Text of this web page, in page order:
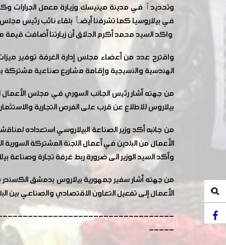
وتحديدٱ في مدينة مينيسك وزيارة معمل الجرارات
في بيلاروسيا كما تشرفنا أيضٱ بلقاء نائب رئيس مجلس
واكد السيد محمد أكرم الحلاق أن زيارتنا أضافت قيمة
واقترح عدد من أعضاء مجلس إدارة الغرفة توفير
الهندسية والنسيجية وإقامة مشاريع صناعية مشتركة
من جهته أشار رئيس الجانب السوري في مجلس
بيلاروس للاطلاع عن قرب على الفرص التجارية
من جانبه أكد وزير الصناعة البيلاروسي استعداده
الأعمال من البلدين في أعمال اللجنة المشتركة السورية
وأكد السيد الوزير الى ضرورة ربط غرفة تجارة وصناعة
من جهته أشار سفير جمهورية بيلاروس بدمشق الكسندر
الأعمال إلى تفعيل التعاون الاقتصادي والصناعي بين
-----